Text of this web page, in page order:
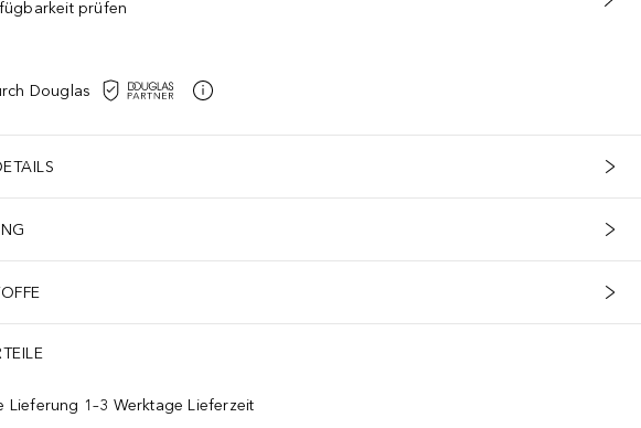
prüfen
Douglas
Lieferung 1–3 Werktage Lieferzeit